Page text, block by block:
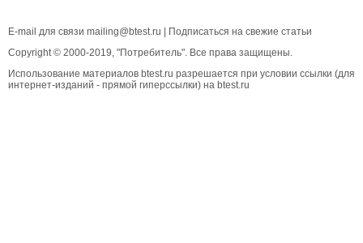
E-mail для связи mailing@btest.ru
Подписаться на свежие статьи
Copyright © 2000-2019, "Потребитель". Все права защищены.
Использование материалов btest.ru разрешается при условии ссылки (для
интернет-изданий - прямой гиперссылки) на btest.ru